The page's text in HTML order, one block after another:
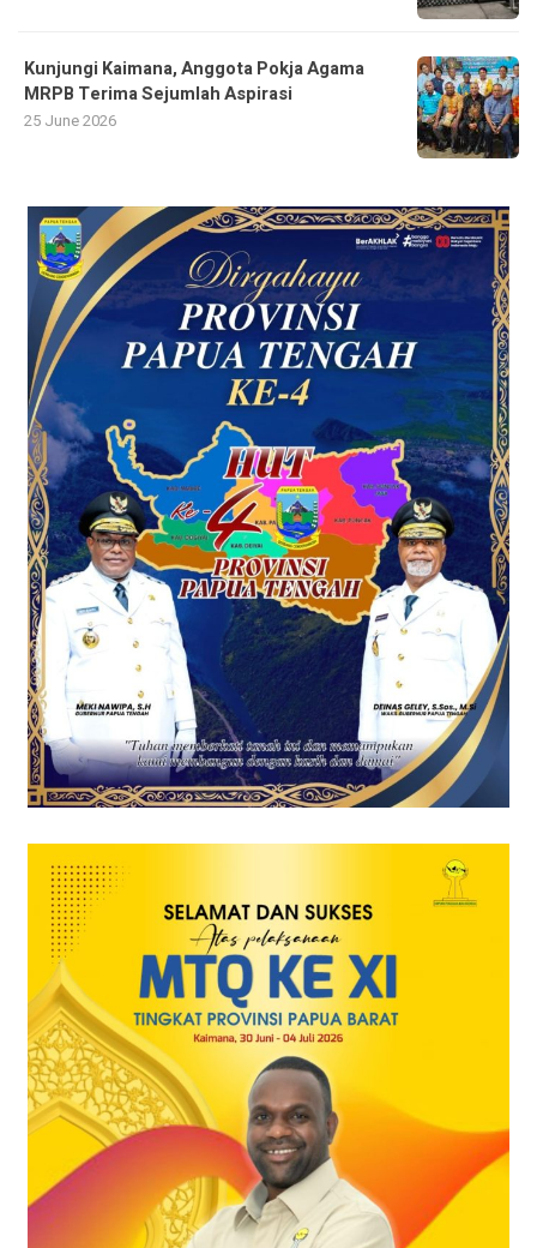
Kunjungi Kaimana, Anggota Pokja Agama
MRPB Terima Sejumlah Aspirasi
25 June 2026